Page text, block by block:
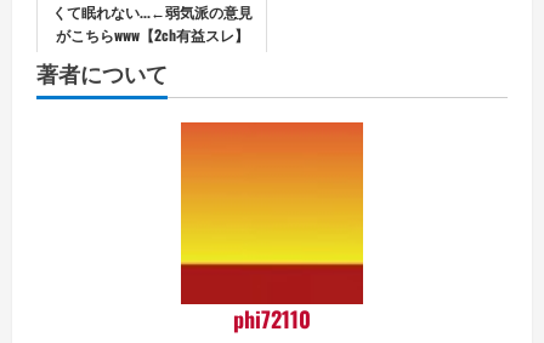
くて眠れない...←弱気派の意見
がこちらwww【2ch有益スレ】
著者について
phi72110